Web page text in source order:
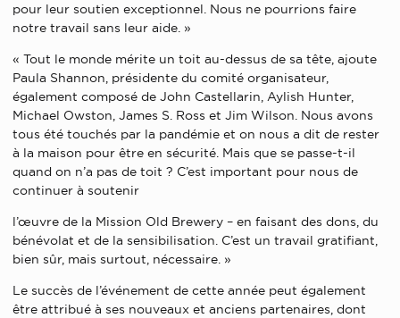
pour leur soutien exceptionnel. Nous ne pourrions faire
notre travail sans leur aide. »
« Tout le monde mérite un toit au-dessus de sa tête, ajoute
Paula Shannon, présidente du comité organisateur,
également composé de John Castellarin, Aylish Hunter,
Michael Owston, James S. Ross et Jim Wilson. Nous avons
tous été touchés par la pandémie et on nous a dit de rester
à la maison pour être en sécurité. Mais que se passe-t-il
quand on n’a pas de toit ? C’est important pour nous de
continuer à soutenir
l’œuvre de la Mission Old Brewery – en faisant des dons, du
bénévolat et de la sensibilisation. C’est un travail gratifiant,
bien sûr, mais surtout, nécessaire. »
Le succès de l’événement de cette année peut également
être attribué à ses nouveaux et anciens partenaires, dont